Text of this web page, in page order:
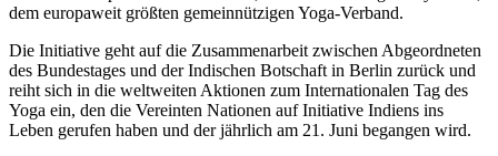
dem europaweit größten gemeinnützigen Yoga-Verband.
Die Initiative geht auf die Zusammenarbeit zwischen Abgeordneten
des Bundestages und der Indischen Botschaft in Berlin zurück und
reiht sich in die weltweiten Aktionen zum Internationalen Tag des
Yoga ein, den die Vereinten Nationen auf Initiative Indiens ins
Leben gerufen haben und der jährlich am 21. Juni begangen wird.